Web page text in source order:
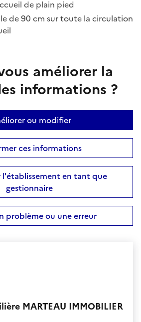
de plain pied
de 90 cm sur toute la circulation
améliorer la
informations ?
ou modifier
ces informations
l'établissement en tant que
gestionnaire
problème ou une erreur
MARTEAU IMMOBILIER